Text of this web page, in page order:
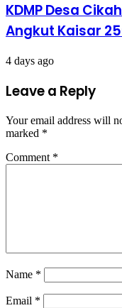
KDMP Desa
Angkut Kaisar
4 days ago
Leave a Reply
Your email address will
marked *
Comment *
Name *
Email *